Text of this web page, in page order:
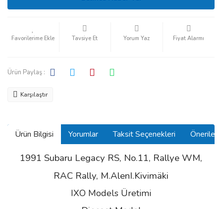
Tavsiye Et Yorum Yaz Fiyat Alarmı
Ürün Paylaş :
Karşılaştır
Ürün Bilgisi Yorumlar Taksit Seçenekleri
1991 Subaru Legacy RS, No.11, Rallye WM,
RAC Rally, M.AlenI.Kivimäki
IXO Models Üretimi